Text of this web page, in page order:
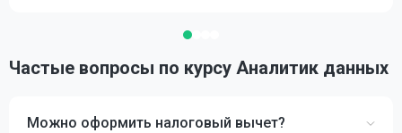
Частые вопросы по курсу Аналитик данных
Можно оформить налоговый вычет?